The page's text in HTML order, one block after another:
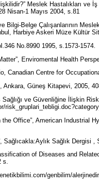
Meslek Hastalıkları ve
Nisan-1 Mayıs 2004, s.81
Belge Çalışanlarının
Harbiye Askeri Müze Kültür
No.8990 1995, s.1573-1574.
Enviromental Health
Canadian Centre for
Ankara, Güneş Kitapevi, 2005,
ve Güvenliğine İlişkin
Office”, American Industrial
Sağlıcakla:Aylık Sağlık Dergisi
of Diseases and
s.
genbilim/